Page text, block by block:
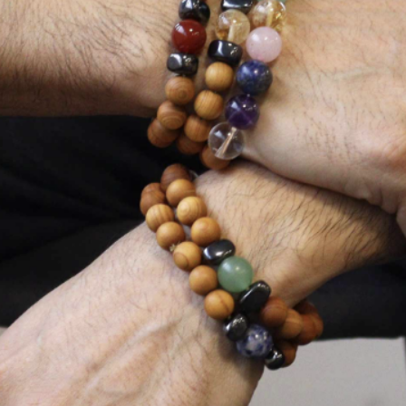
długim weekendem.
kilka dni z Tonim i hiszpańskim zespołem w naszym
w Maladze. Tym razem nie ma nic szczególnie
do przekazania, chociaż moja saga z hiszpańską kartą
trwa. Sama karta jest gotowa, ale umówienie się na jej odbiór
się być zupełnie innym wyzwaniem.
Bomby cieplne, biurokracja i handel w dni świąteczne
Pozdrowienia ze słonecznej Hiszpanii.
na ironię, w niektórych częściach Wielkiej Brytanii było w tym
cieplej niż u nas, ale nie rozczulajcie się za bardzo –
jest następna w kolejce do tej bomby upałów… I to szybko.
zeszłym tygodniu opowiadałem Ci o mojej podróży i o tym, dlaczego
wtykać sobie watę w uszy… Jeśli przegapiłeś ten wpis, możesz
zaległości tutaj.
tygodnia spędziłem z hiszpańskim zespołem w nowym biurze i
w Maladze.
Od zatyczek do uszu do TikToka
Pozdrowienia z Hiszpanii.
pisałem do Ciebie z lotniska T2 w Manchesterze w drodze